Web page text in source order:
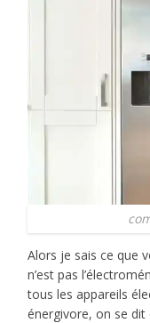
Alors je sais ce que
n’est pas
tous les appareils
énergivore, on se dit